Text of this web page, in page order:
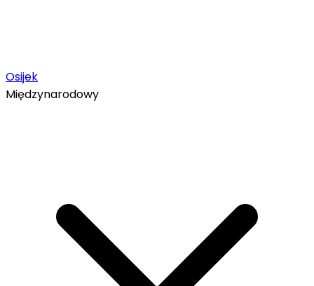
Osijek
Międzynarodowy